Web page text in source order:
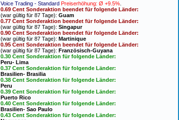
Voice Trading - Standard Preiserhöhung: Ø +9.5%
0.69 Cent Sonderaktion beendet für folgende Länder:
(war gültig für 87 Tage): Guam
0.77 Cent Sonderaktion beendet für folgende Länder:
(war gültig für 87 Tage): Singapur
0.90 Cent Sonderaktion beendet für folgende Länder:
(war gültig für 87 Tage): Martinique
0.95 Cent Sonderaktion beendet für folgende Länder:
(war gültig für 87 Tage): Französisch-Guyana
0.30 Cent Sonderaktion für folgende Länder:
Peru- Lima
0.37 Cent Sonderaktion für folgende Länder:
Brasilien- Brasilia
0.38 Cent Sonderaktion für folgende Länder:
Peru
0.39 Cent Sonderaktion für folgende Länder:
Puerto Rico
0.40 Cent Sonderaktion für folgende Länder:
Brasilien- Sao Paulo
0.43 Cent Sonderaktion für folgende Länder: